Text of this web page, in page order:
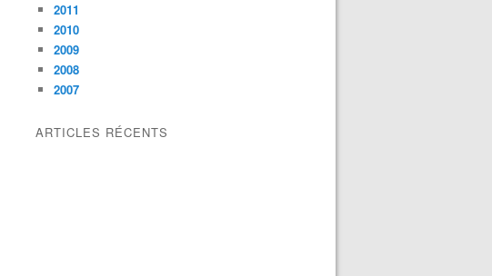
2011
2010
2009
2008
2007
ARTICLES RÉCENTS